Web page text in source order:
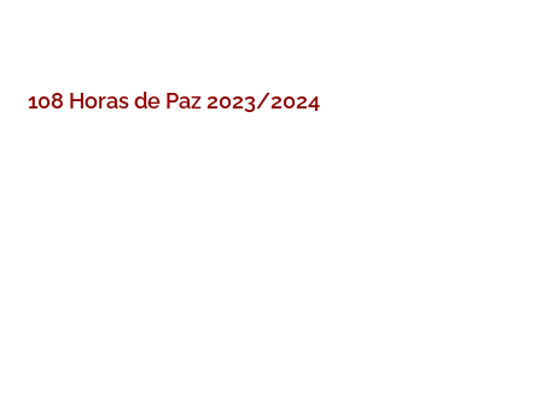
108 Horas de Paz 2023/2024